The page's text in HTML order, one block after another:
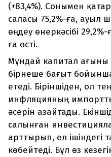
(+83,4%). Сонымен
саласы 75,2%-ға, ауыл
өңдеу өнеркәсібі
ға өсті.
Мұндай капитал
бірнеше бағыт
етеді. Біріншіден, ол
инфляцияның
әсерін азайтады.
салынған
арттырып, ел ішіндегі
көбейтеді. Бұл өз